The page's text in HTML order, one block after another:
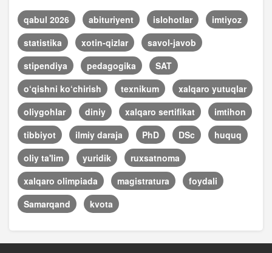
qabul 2026 abituriyent islohotlar
imtiyoz
statistika
xotin-qizlar
savol-javob
stipendiya
pedagogika
SAT
o‘qishni ko‘chirish
texnikum
xalqaro yutuqlar
oliygohlar
diniy xalqaro sertifikat
imtihon
tibbiyot
ilmiy daraja PhD DSc
huquq
oliy ta'lim
yuridik
ruxsatnoma
xalqaro olimpiada
magistratura
foydali
Samarqand
kvota